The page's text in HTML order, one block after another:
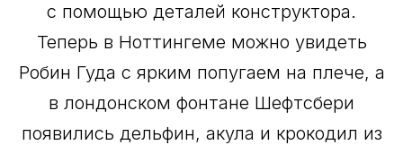
с помощью деталей конструктора.
Теперь в Ноттингеме можно увидеть
Робин Гуда с ярким попугаем на плече, а
в лондонском фонтане Шефтсбери
появились дельфин, акула и крокодил из